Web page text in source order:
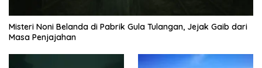
Misteri Noni Belanda di Pabrik Gula Tulangan, Jejak Gaib dari
Masa Penjajahan